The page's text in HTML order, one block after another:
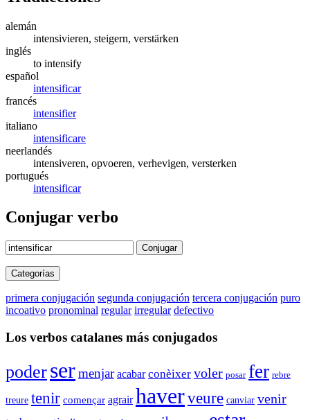
alemán
intensivieren, steigern, verstärken
inglés
to intensify
español
intensificar
francés
intensifier
italiano
intensificare
neerlandés
intensiveren, opvoeren, verhevigen, versterken
portugués
intensificar
Conjugar verbo
Conjugar
Categorías
primera conjugación segunda conjugación tercera conjugación puro
incoativo pronominal regular irregular defectivo
Los verbos catalanes más conjugados
podersermenjar acabar conèixer voler posar fer rebre
treure tenir començar agrair haverveure canviar venir